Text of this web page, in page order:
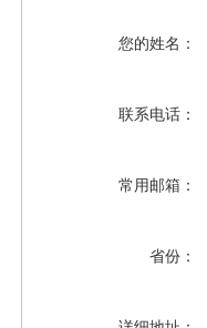
您的姓名：
联系电话：
常用邮箱：
省份：